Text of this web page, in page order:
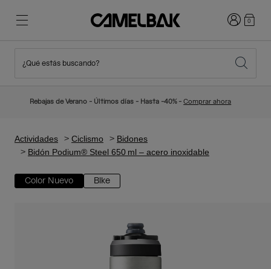
Novedades
Mochilas Hidratación
Senderismo
Adiós a los desechables
Iniciar0
¿Qué estás buscando?
Rebajas de Verano - Últimos días - Hasta -40% -Comprar ahora
Actividades Ciclismo
Bidones
Bidón Podium® Steel 650 ml – acero inoxidable
Color Nuevo Bike